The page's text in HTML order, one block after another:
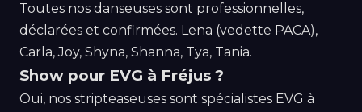
Toutes nos danseuses sont professionnelles,
déclarées et confirmées. Lena (vedette PACA),
Carla, Joy, Shyna, Shanna, Tya, Tania.
Show pour EVG à Fréjus ?
Oui, nos stripteaseuses sont spécialistes EVG à